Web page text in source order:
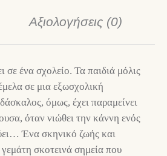
Αξιολογήσεις (0)
σε ένα σχολείο. Τα παιδιά μόλις
σε μια εξωσχολική
όμως, έχει παραμείνει
όταν νιώθει την κάννη ενός
Ένα σκηνικό ζωής και
σκοτεινά σημεία που